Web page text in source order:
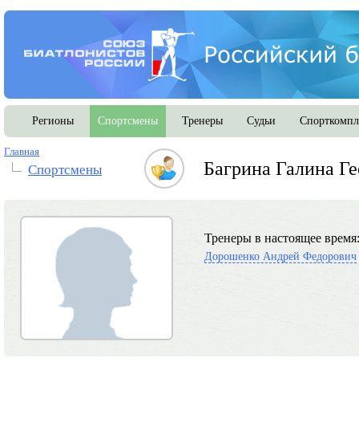
Регионы Спортсмены Тренеры Судьи
Главная
Спортсмены Багрина Галина
Тренеры в настоящее время:
Дорошенко Андрей Федорович